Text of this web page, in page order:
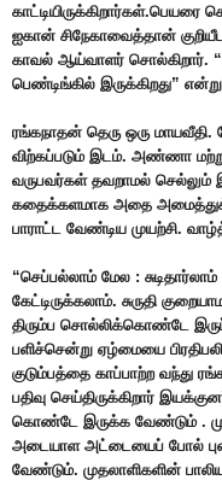
ஐகான் சிநேகாவைத்தான்
காவல் ஆய்வாளர் சொல்கிறார்.
பெண்டிங்கில் இருக்கிறது”
ரங்கநாதன் தெரு ஒரு மாயவீதி.
விற்கப்படும் இடம். அண்ணா
வருபவர்கள் தவறாமல் செல்லும்
கதைக்களமாக அதை அமைத்துக்
பாராட்ட வேண்டிய முயற்சி.
“செப்பல்லாம் மேல :
கேட்டிருக்கலாம். சுருதி
திரும்ப சொல்லிக்கொண்டே
பளிச்சென்று ஏழ்மையை
குடும்பத்தை காப்பாற்ற வந்து
பதிவு செய்திருக்கிறார்
கொண்டே இருக்க வேண்டும் .
அடையாள அட்டையைப் போல்
வேண்டும். முதலாளிகளின்